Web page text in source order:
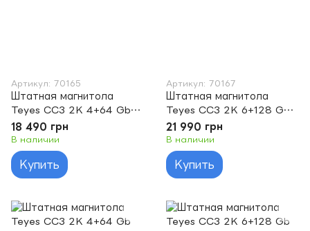
Артикул: 70165
Штатная магнитола
Teyes CC3 2K 4+64 Gb
Nissan Juke 2010-2014
(A) 9"
18 490 грн
В наличии
Купить
Артикул: 70167
Штатная магнитола
Teyes CC3 2K 6+128 Gb
Nissan Juke 2010-2014
(A) 9"
21 990 грн
В наличии
Купить